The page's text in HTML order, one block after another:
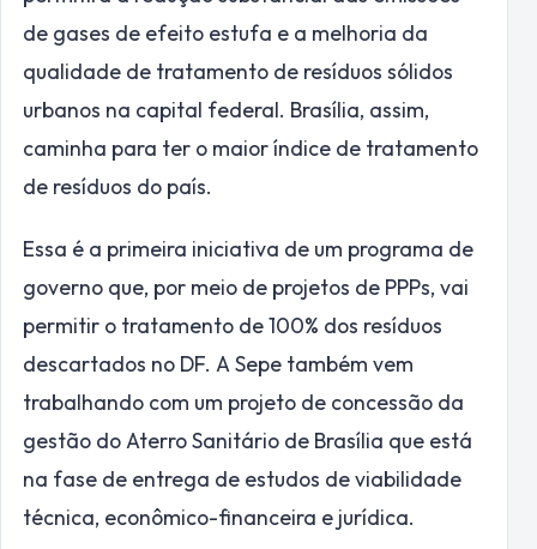
de gases de efeito estufa e a melhoria da
qualidade de tratamento de resíduos sólidos
urbanos na capital federal. Brasília, assim,
caminha para ter o maior índice de tratamento
de resíduos do país.
Essa é a primeira iniciativa de um programa de
governo que, por meio de projetos de PPPs, vai
permitir o tratamento de 100% dos resíduos
descartados no DF. A Sepe também vem
trabalhando com um projeto de concessão da
gestão do Aterro Sanitário de Brasília que está
na fase de entrega de estudos de viabilidade
técnica, econômico-financeira e jurídica.